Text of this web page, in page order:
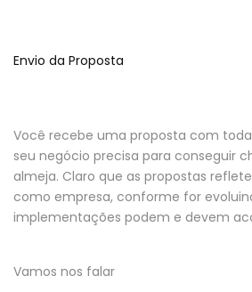
Envio da Proposta
Você recebe uma proposta com
seu negócio precisa para conseguir
almeja. Claro que as propostas
como empresa, conforme for
implementações podem e devem
Vamos nos falar